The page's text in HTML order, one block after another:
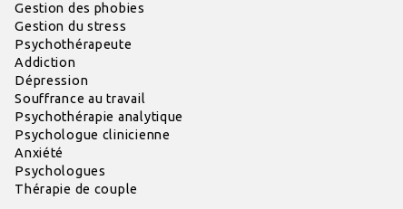
Gestion des phobies
Gestion du stress
Psychothérapeute
Addiction
Dépression
Souffrance au travail
Psychothérapie analytique
Psychologue clinicienne
Anxiété
Psychologues
Thérapie de couple